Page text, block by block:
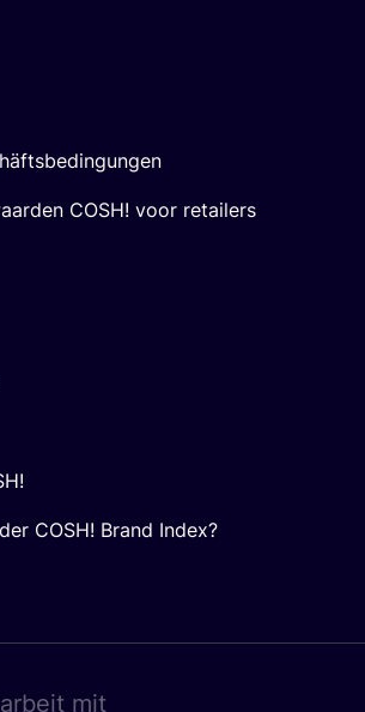
COSH! voor retailers
COSH! Brand Index?
mit